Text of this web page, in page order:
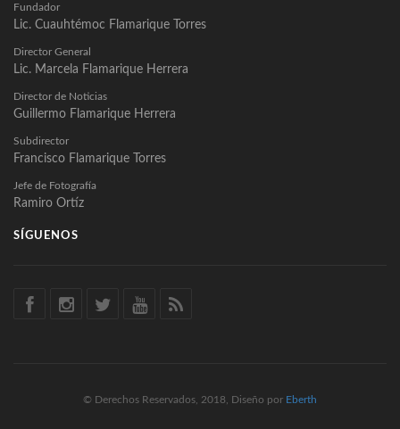
Fundador
Lic. Cuauhtémoc Flamarique Torres
Director General
Lic. Marcela Flamarique Herrera
Director de Noticias
Guillermo Flamarique Herrera
Subdirector
Francisco Flamarique Torres
Jefe de Fotografía
Ramiro Ortíz
SÍGUENOS
© Derechos Reservados, 2018, Diseño por Eberth